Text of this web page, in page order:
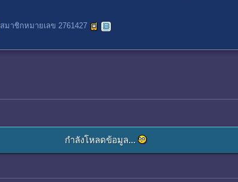
สมาชิกหมายเลข 2761427
กำลังโหลดข้อมูล...